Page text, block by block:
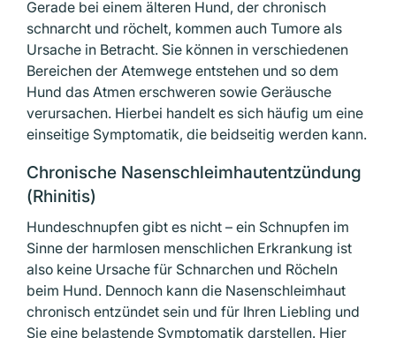
Gerade bei einem älteren Hund, der chronisch
schnarcht und röchelt, kommen auch Tumore als
Ursache in Betracht. Sie können in verschiedenen
Bereichen der Atemwege entstehen und so dem
Hund das Atmen erschweren sowie Geräusche
verursachen. Hierbei handelt es sich häufig um eine
einseitige Symptomatik, die beidseitig werden kann.
Chronische Nasenschleimhaut­entzündung
(Rhinitis)
Hundeschnupfen gibt es nicht – ein Schnupfen im
Sinne der harmlosen menschlichen Erkrankung ist
also keine Ursache für Schnarchen und Röcheln
beim Hund. Dennoch kann die Nasenschleimhaut
chronisch entzündet sein und für Ihren Liebling und
Sie eine belastende Sympto­matik darstellen. Hier